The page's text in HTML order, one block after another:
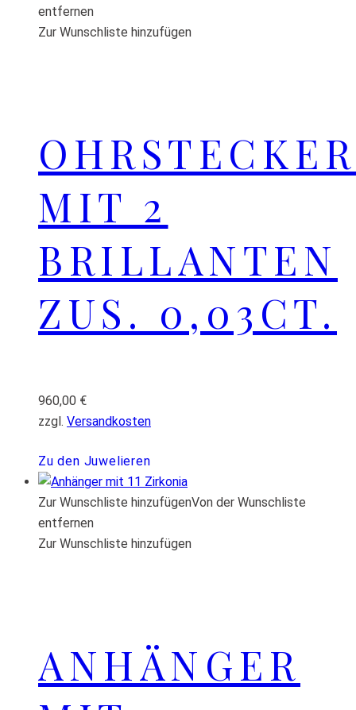
entfernen
Zur Wunschliste hinzufügen
OHRSTECKER
MIT 2
BRILLANTEN
ZUS. 0,03CT.
960,00 €
zzgl. Versandkosten
Zu den Juwelieren
Zur Wunschliste hinzufügenVon der Wunschliste
entfernen
Zur Wunschliste hinzufügen
ANHÄNGER